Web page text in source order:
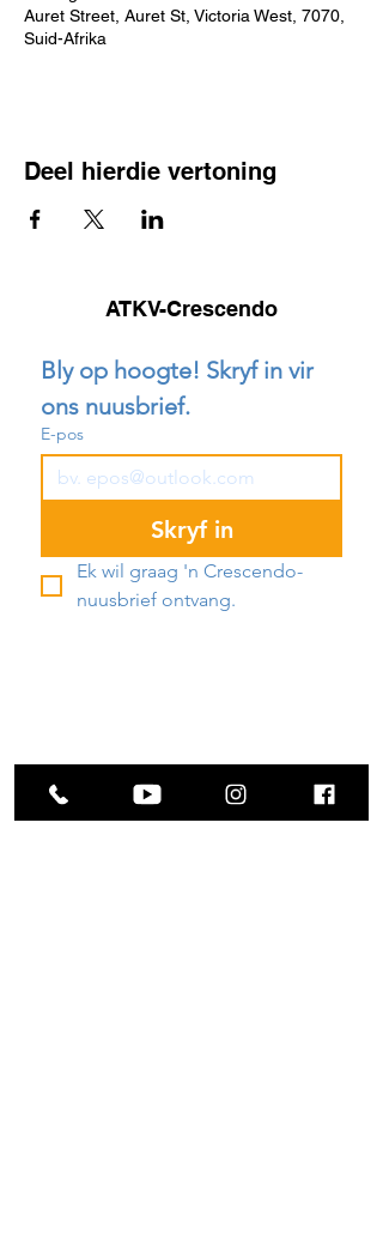
Auret Street, Auret St, Victoria West, 7070,
Suid-Afrika
Deel hierdie vertoning
ATKV-Crescendo
Bly op hoogte! Skryf in vir
ons nuusbrief.
E-pos
Skryf in
Ek wil graag 'n Crescendo-
nuusbrief ontvang.